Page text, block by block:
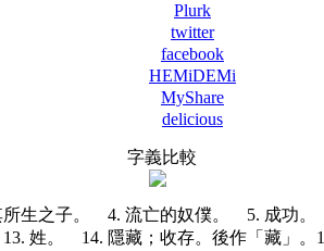
Plurk
twitter
facebook
HEMiDEMi
MyShare
delicious
字義比較
所生之子。 4. 流亡的奴僕。 5. 成
13. 姓。 14. 隱藏；收存。後作「藏」。